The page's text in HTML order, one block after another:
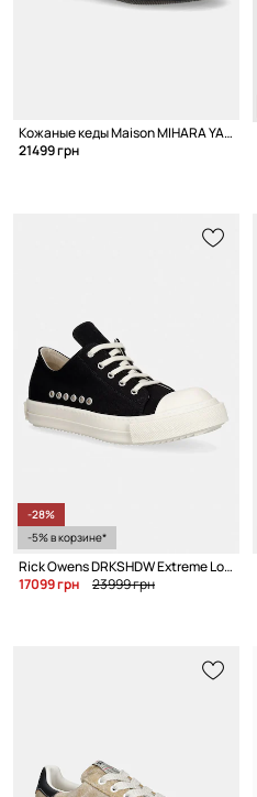
Кожаные кеды Maison MIHARA YASUHIRO PETERSON 23
21499 грн
-28%
-5% в корзине*
Rick Owens DRKSHDW Extreme Low кеды для мужчин
17099 грн
23999 грн